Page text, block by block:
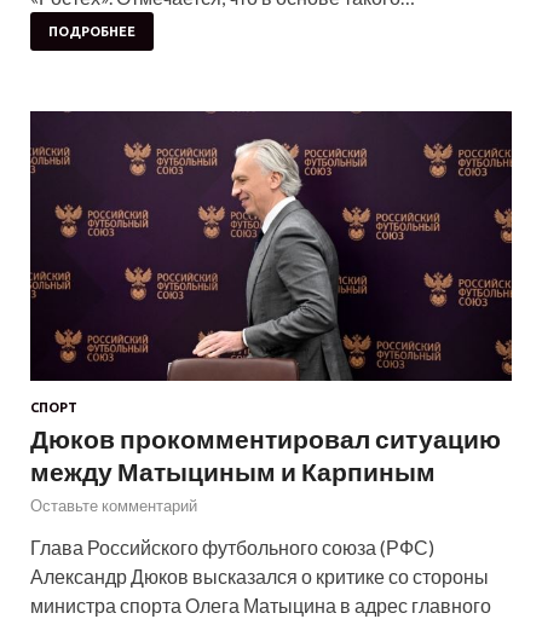
ПОДРОБНЕЕ
СПОРТ
Дюков прокомментировал ситуацию
между Матыциным и Карпиным
Оставьте комментарий
Глава Российского футбольного союза (РФС)
Александр Дюков высказался о критике со стороны
министра спорта Олега Матыцина в адрес главного